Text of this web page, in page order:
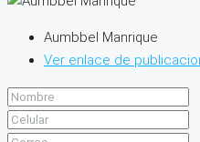
Aumbbel Manrique
Ver enlace de